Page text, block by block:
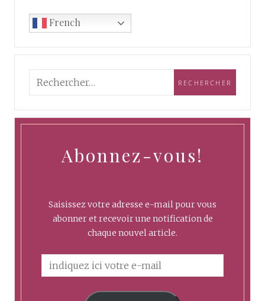
French
Abonnez-vous!
Saisissez votre adresse e-mail pour vous
abonner et recevoir une notification de
chaque nouvel article.